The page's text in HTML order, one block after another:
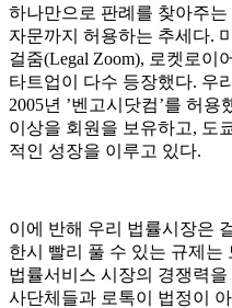
하나만으로 판례를 찾아주
자문까지 허용하는 추세다.
걸줌(Legal Zoom), 로켓로이
타트업이 다수 등장했다. 우
2005년 ’벤고시닷컴’를 허
이상을 회원을 보유하고, 도
적인 성장을 이루고 있다.
이에 반해 우리 법률시장은
한시 빨리 풀 수 있는 규제는
법률서비스 시장의 경쟁력
사단체들과 로톡이 법정이